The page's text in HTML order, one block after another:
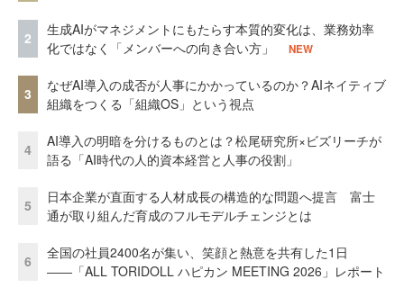
2
生成AIがマネジメントにもたらす本質的変化は、業務効率
化ではなく「メンバーへの向き合い方」
NEW
3
なぜAI導入の成否が人事にかかっているのか？AIネイティブ
組織をつくる「組織OS」という視点
4
AI導入の明暗を分けるものとは？松尾研究所×ビズリーチが
語る「AI時代の人的資本経営と人事の役割」
5
日本企業が直面する人材成長の構造的な問題へ提言 富士
通が取り組んだ育成のフルモデルチェンジとは
6
全国の社員2400名が集い、笑顔と熱意を共有した1日
――「ALL TORIDOLL ハピカン MEETING 2026」レポート